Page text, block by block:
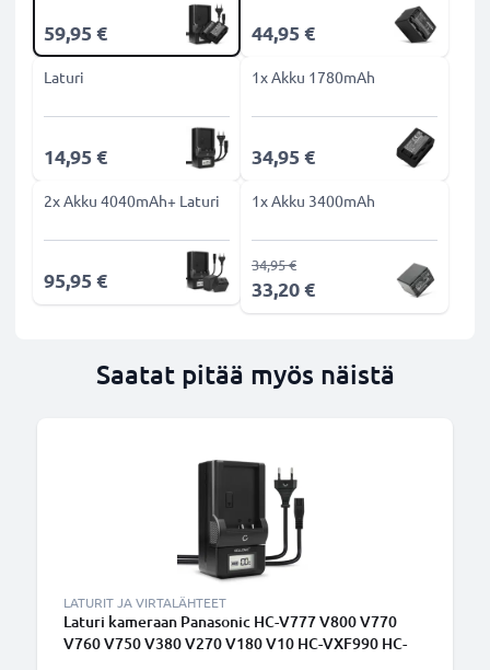
59,95 € 44,95 €
Laturi
14,95 €
1x Akku 1780mAh
34,95 €
2x Akku 4040mAh+ Laturi
95,95 €
1x Akku 3400mAh
33,20 €
34,95 €
Saatat pitää myös näistä
LATURIT JA VIRTALÄHTEET
Laturi kameraan Panasonic HC-V777 V800 V770
V760 V750 V380 V270 V180 V10 HC-VXF990 HC-